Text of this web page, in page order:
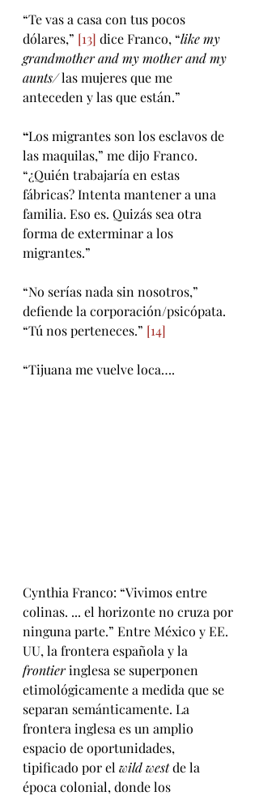
“Te vas a casa con tus pocos
dólares,” [13] dice Franco, “like my
grandmother and my mother and my
aunts/ las mujeres que me
anteceden y las que están.”
“Los migrantes son los esclavos de
las maquilas,” me dijo Franco.
“¿Quién trabajaría en estas
fábricas? Intenta mantener a una
familia. Eso es. Quizás sea otra
forma de exterminar a los
migrantes.”
“No serías nada sin nosotros,”
defiende la corporación/psicópata.
“Tú nos perteneces.” [14]
“Tijuana me vuelve loca….
Cynthia Franco: “Vivimos entre
colinas. ... el horizonte no cruza por
ninguna parte.” Entre México y EE.
UU, la frontera española y la
frontier inglesa se superponen
etimológicamente a medida que se
separan semánticamente. La
frontera inglesa es un amplio
espacio de oportunidades,
tipificado por el wild west de la
época colonial, donde los